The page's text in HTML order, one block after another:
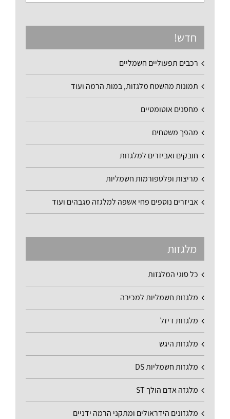
חדש!
רכבים תפעוליים חשמליים
תמונות מהשטח מלגזות, במות הרמה ועוד
מחסנים אוטומטיים
מהפך משטחים
חובקים ואביזרים למלגזות
מריצות ופלטפורמות חשמליות
אביזרים נוספים פחי אשפה למלגזה מגבהים ועוד
מלגזות
כל סוגי המלגזות
מלגזות חשמליות למכירה
מלגזות דיזל
מלגזות היגש
מלגזות חשמליות DS
מלגזה אדם הולך ST
מלגזונים הידראולים ומתקני הרמה ידניים